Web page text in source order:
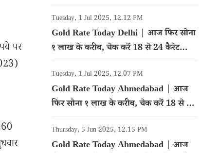
पर
गोल्ड का रेट
Tuesday, 1 Jul 2025, 12.12 PM
Gold Rate Today Delhi | आज फिर सोना
१ लाख के करीब, चेक करें 18 से 24 कैरेट
गोल्ड का रेट
Tuesday, 1 Jul 2025, 12.07 PM
Gold Rate Today Ahmedabad | आज
फिर सोना १ लाख के करीब, चेक करें 18 से 24
कैरेट गोल्ड का रेट
Thursday, 5 Jun 2025, 12.15 PM
Gold Rate Today Ahmedabad | आज